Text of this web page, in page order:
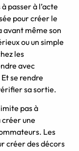
passer à l’acte
pour créer le
avant même son
ou un simple
les
avec
se rendre
sa sortie.
pas à
une
Les
créer des décors